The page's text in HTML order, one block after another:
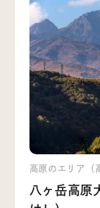
高原のエリア（
八ヶ岳高原